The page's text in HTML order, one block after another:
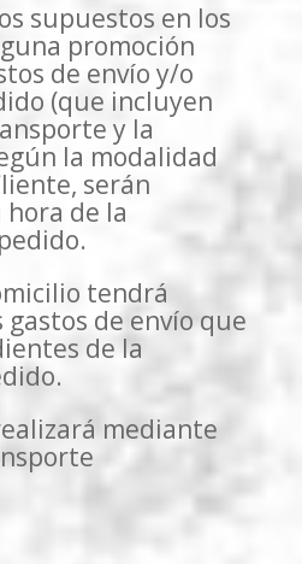
supuestos en los
promoción
de envío y/o
(que incluyen
y la
la modalidad
serán
de la
tendrá
de envío que
de la
mediante